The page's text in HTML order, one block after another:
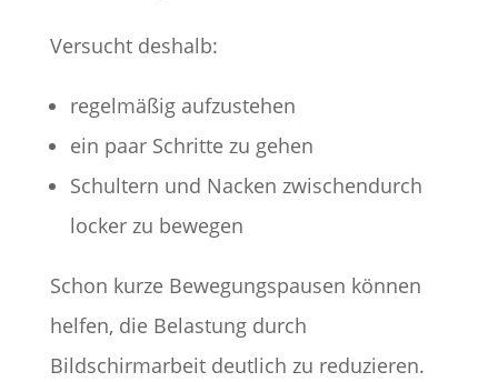
Versucht deshalb:
regelmäßig aufzustehen
ein paar Schritte zu gehen
Schultern und Nacken zwischendurch
locker zu bewegen
Schon kurze Bewegungspausen können
helfen, die Belastung durch
Bildschirmarbeit deutlich zu reduzieren.